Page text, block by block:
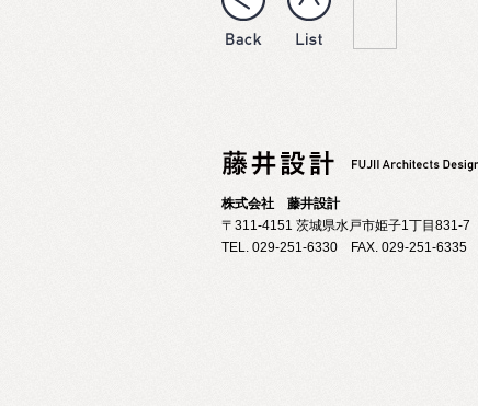
株式会社 藤井設計
〒311-4151 茨城県水戸市姫子1丁目831-7
TEL. 029-251-6330 FAX. 029-251-6335